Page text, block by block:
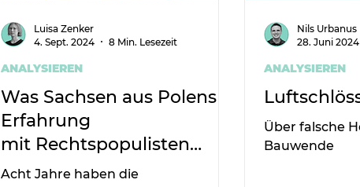
Was Sachsen aus Polens
Erfahrung
mit Rechtspopulisten
lernen kann
Acht Jahre haben die
ANALYSIEREN
Luisa Zenker
4. Sept. 2024
8 Min. Lesezeit
Über falsche
Bauwende
ANALYSIEREN
Nils Urbanus
28. Juni 2024